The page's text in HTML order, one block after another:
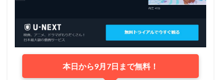
本日から9月7日まで無料！